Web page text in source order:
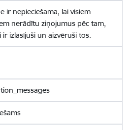
ir nepieciešama, lai visiem
nerādītu ziņojumus pēc tam,
ir izlasījuši un aizvēruši tos.